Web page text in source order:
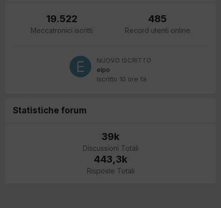
19.522
Meccatronici iscritti
485
Record utenti online
NUOVO ISCRITTO
elpo
Iscritto 10 ore fa
Statistiche forum
39k
Discussioni Totali
443,3k
Risposte Totali